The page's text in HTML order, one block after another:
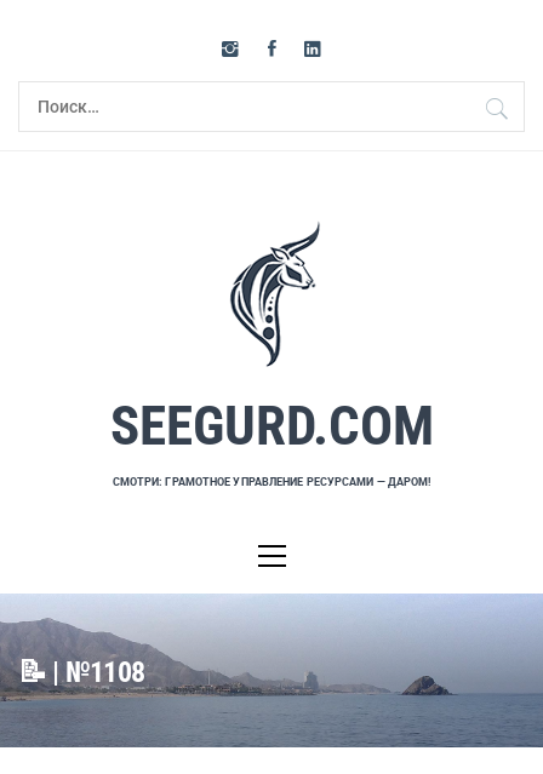
содержимому
Найти:
SEEGURD.COM
СМОТРИ: ГРАМОТНОЕ УПРАВЛЕНИЕ РЕСУРСАМИ — ДАРОМ!
меню
📝 | №1108